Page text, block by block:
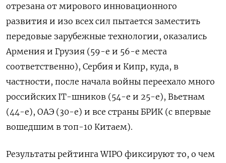
отрезана от мирового инновационного
развития и изо всех сил пытается заместить
передовые зарубежные технологии, оказались
Армения и Грузия (59-е и 56-е места
соответственно), Сербия и Кипр, куда, в
частности, после начала войны переехало много
российских IT-шников (54-е и 25-е), Вьетнам
(44-е), ОАЭ (30-е) и все страны БРИК (с впервые
вошедшим в топ-10 Китаем).
Результаты рейтинга WIPO фиксируют то, о чем